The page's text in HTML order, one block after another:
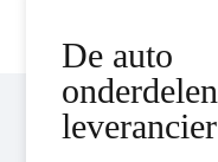
De auto
onderdelen
leverancier